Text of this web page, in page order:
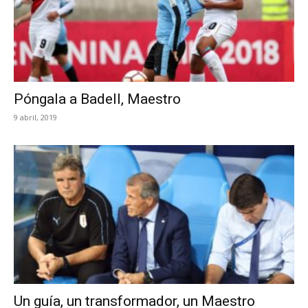
Póngala a Badell, Maestro
9 abril, 2019
Un guía, un transformador, un Maestro